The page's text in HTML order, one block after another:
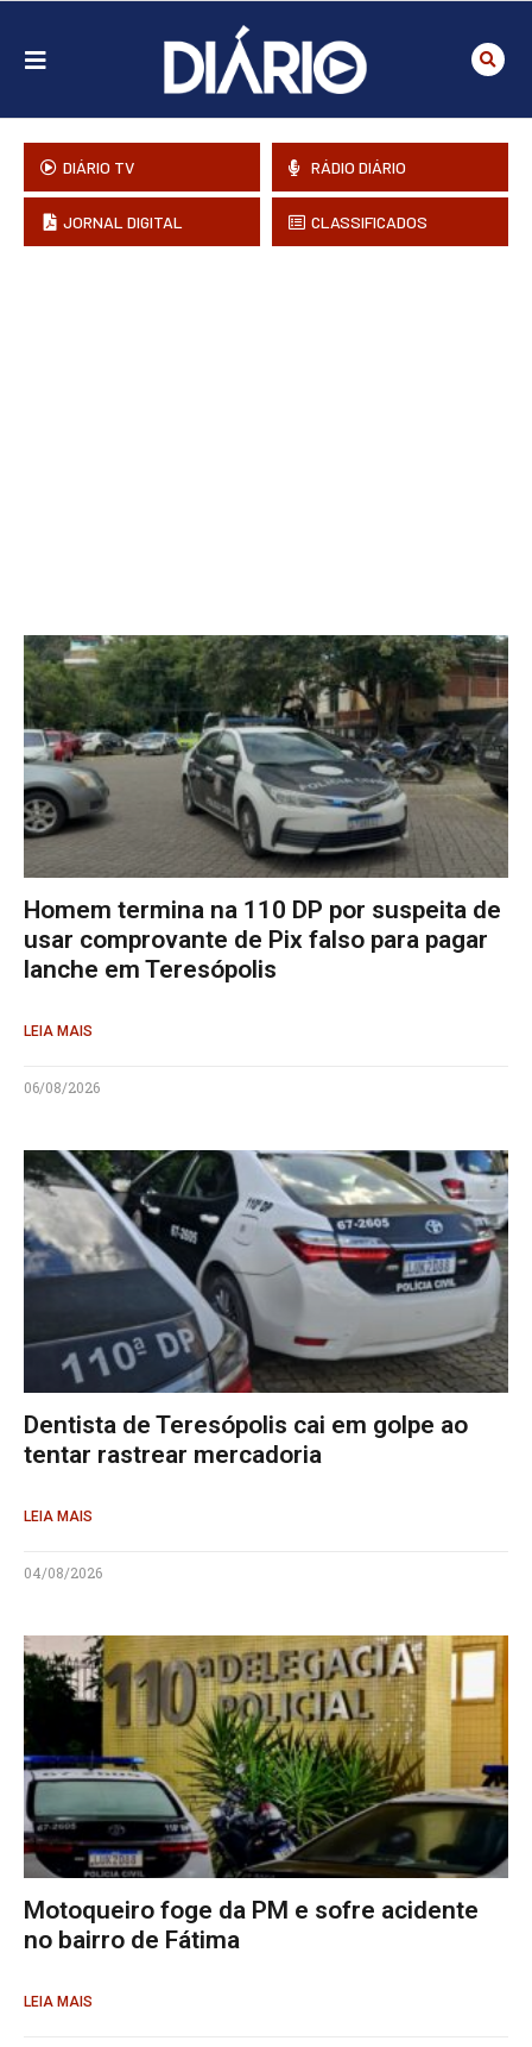
DIÁRIO TV RÁDIO DIÁRIO
JORNAL DIGITAL CLASSIFICADOS
Homem termina na 110 DP por suspeita de
usar comprovante de Pix falso para pagar
lanche em Teresópolis
LEIA MAIS
06/08/2026
Dentista de Teresópolis cai em golpe ao
tentar rastrear mercadoria
LEIA MAIS
04/08/2026
Motoqueiro foge da PM e sofre acidente
no bairro de Fátima
LEIA MAIS